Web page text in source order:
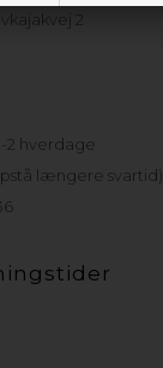
2
2 hverdage
længere svartid)